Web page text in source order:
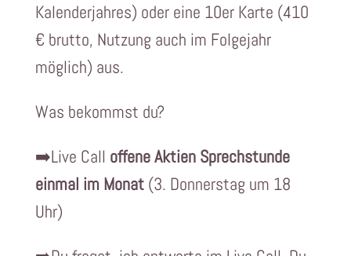
Kalenderjahres) oder eine 10er Karte (410
€ brutto, Nutzung auch im Folgejahr
möglich) aus.
Was bekommst du?
➡️Live Call offene Aktien Sprechstunde
einmal im Monat(3. Donnerstag um 18
Uhr)